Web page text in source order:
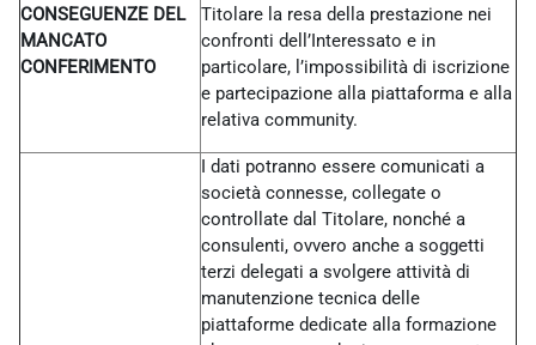
CONSEGUENZE DEL
MANCATO
CONFERIMENTO
Titolare la resa della prestazione nei
confronti dell’Interessato e in
particolare, l’impossibilità di iscrizione
e partecipazione alla piattaforma e alla
relativa community.
I dati potranno essere comunicati a
società connesse, collegate o
controllate dal Titolare, nonché a
consulenti, ovvero anche a soggetti
terzi delegati a svolgere attività di
manutenzione tecnica delle
piattaforme dedicate alla formazione